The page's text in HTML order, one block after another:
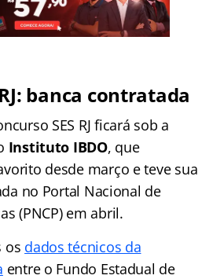
banca contratada
SES RJ ficará sob a
Instituto IBDO, que
desde março e teve sua
no Portal Nacional de
(PNCP) em abril.
os dados técnicos da
entre o Fundo Estadual de